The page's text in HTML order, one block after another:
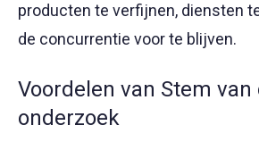
producten te verfijnen, diensten
de concurrentie voor te blijven.
Voordelen van Stem van
onderzoek